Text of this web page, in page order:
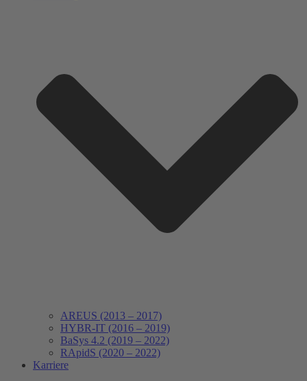
AREUS (2013 – 2017)
HYBR-IT (2016 – 2019)
BaSys 4.2 (2019 – 2022)
RApidS (2020 – 2022)
Karriere